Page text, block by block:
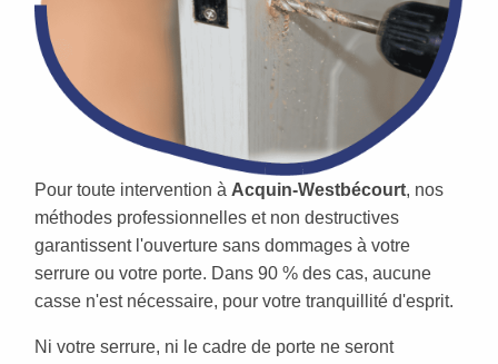
Pour toute intervention à Acquin-Westbécourt, nos
méthodes professionnelles et non destructives
garantissent l'ouverture sans dommages à votre
serrure ou votre porte. Dans 90 % des cas, aucune
casse n'est nécessaire, pour votre tranquillité d'esprit.
Ni votre serrure, ni le cadre de porte ne seront